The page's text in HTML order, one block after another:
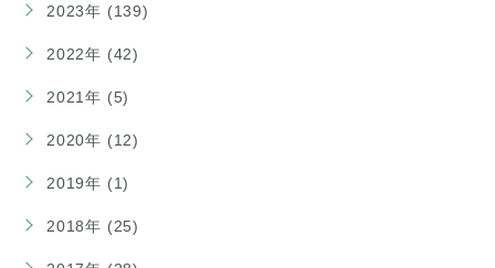
2023年 (139)
2022年 (42)
2021年 (5)
2020年 (12)
2019年 (1)
2018年 (25)